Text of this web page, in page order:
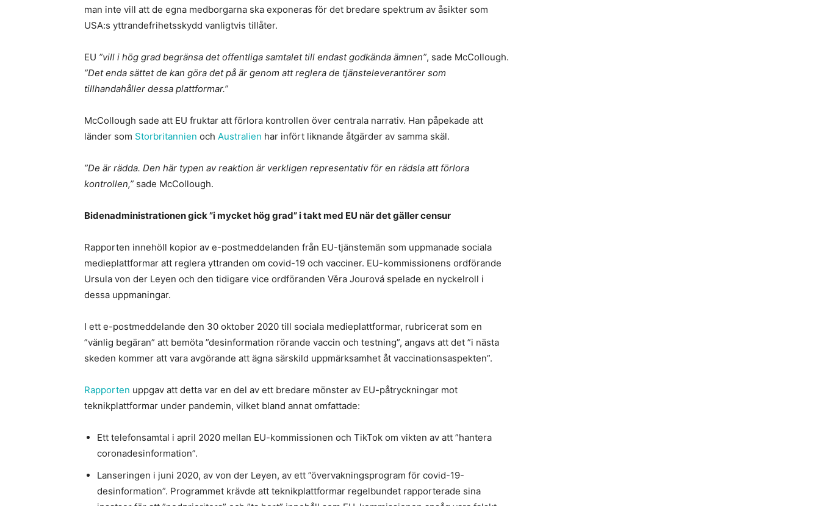
man inte vill att de egna medborgarna ska exponeras för det bredare spektrum av åsikter som
USA:s yttrandefrihetsskydd vanligtvis tillåter.
EU ”vill i hög grad begränsa det offentliga samtalet till endast godkända ämnen”, sade McCollough.
”Det enda sättet de kan göra det på är genom att reglera de tjänsteleverantörer som
tillhandahåller dessa plattformar.”
McCollough sade att EU fruktar att förlora kontrollen över centrala narrativ. Han påpekade att
länder som Storbritannien och Australien har infört liknande åtgärder av samma skäl.
”De är rädda. Den här typen av reaktion är verkligen representativ för en rädsla att förlora
kontrollen,” sade McCollough.
Bidenadministrationen gick ”i mycket hög grad” i takt med EU när det gäller censur
Rapporten innehöll kopior av e-postmeddelanden från EU-tjänstemän som uppmanade sociala
medieplattformar att reglera yttranden om covid-19 och vacciner. EU-kommissionens ordförande
Ursula von der Leyen och den tidigare vice ordföranden Věra Jourová spelade en nyckelroll i
dessa uppmaningar.
I ett e-postmeddelande den 30 oktober 2020 till sociala medieplattformar, rubricerat som en
”vänlig begäran” att bemöta ”desinformation rörande vaccin och testning”, angavs att det ”i nästa
skeden kommer att vara avgörande att ägna särskild uppmärksamhet åt vaccinationsaspekten”.
Rapporten uppgav att detta var en del av ett bredare mönster av EU-påtryckningar mot
teknikplattformar under pandemin, vilket bland annat omfattade:
Ett telefonsamtal i april 2020 mellan EU-kommissionen och TikTok om vikten av att ”hantera
coronadesinformation”.
Lanseringen i juni 2020, av von der Leyen, av ett ”övervakningsprogram för covid-19-
desinformation”. Programmet krävde att teknikplattformar regelbundet rapporterade sina